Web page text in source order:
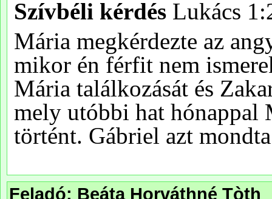
Feladó: Beáta Horváthné Tòth